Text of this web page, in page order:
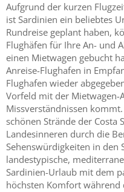
Aufgrund der kurzen
ist Sardinien ein beliebtes
Rundreise geplant haben,
Flughäfen für Ihre An- und
einen Mietwagen gebucht
Anreise-Flughafen in
Flughafen wieder
Vorfeld mit der Mietwagen-
Missverständnissen
schönen Strände der Costa
Landesinneren durch die
Sehenswürdigkeiten in den
landestypische,
Sardinien-Urlaub mit dem
höchsten Komfort während